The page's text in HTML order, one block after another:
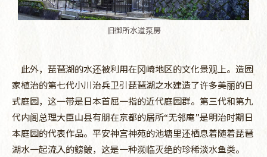
旧御所水道泵房
此外，琵琶湖的水还被利用在冈崎地区的文化景观上。造园
家植治的第七代小川治兵卫引琵琶湖之水建造了许多美丽的日
式庭园，这一带是日本首屈一指的近代庭园群。第三代和第九
代内阁总理大臣山县有朋在京都的居所“无邻庵”是明治时期日
本庭园的代表作品。平安神宫神苑的池塘里还栖息着随着琵琶
湖水一起流入的鳑鲏，这是一种濒临灭绝的珍稀淡水鱼类。